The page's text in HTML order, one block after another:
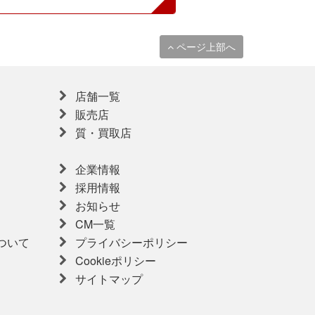
ページ上部へ
いて
店舗一覧
販売店
質・買取店
企業情報
採用情報
お知らせ
CM一覧
プライバシーポリシー
Cookieポリシー
サイトマップ